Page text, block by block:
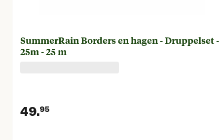
SummerRain Borders en hagen - Druppelset -
25m - 25 m
49.95